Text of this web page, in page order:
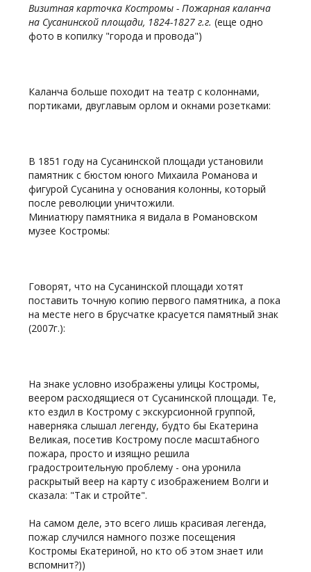
Визитная карточка Костромы - Пожарная каланча
на Сусанинской площади, 1824-1827 г.г. (еще одно
фото в копилку "города и провода")
Каланча больше походит на театр с колоннами,
портиками, двуглавым орлом и окнами розетками:
В 1851 году на Сусанинской площади установили
памятник с бюстом юного Михаила Романова и
фигурой Сусанина у основания колонны, который
после революции уничтожили.
Миниатюру памятника я видала в Романовском
музее Костромы:
Говорят, что на Сусанинской площади хотят
поставить точную копию первого памятника, а пока
на месте него в брусчатке красуется памятный знак
(2007г.):
На знаке условно изображены улицы Костромы,
веером расходящиеся от Сусанинской площади. Те,
кто ездил в Кострому с экскурсионной группой,
наверняка слышал легенду, будто бы Екатерина
Великая, посетив Кострому после масштабного
пожара, просто и изящно решила
градостроительную проблему - она уронила
раскрытый веер на карту с изображением Волги и
сказала: "Так и стройте".
На самом деле, это всего лишь красивая легенда,
пожар случился намного позже посещения
Костромы Екатериной, но кто об этом знает или
вспомнит?))